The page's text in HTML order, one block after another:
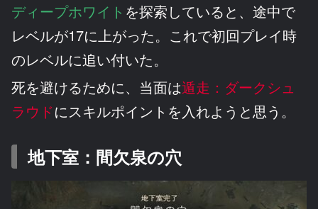
ディープホワイト を探索していると、途中で
レベルが17に上がった。これで初回プレイ時
のレベルに追い付いた。
死を避けるために、当面は遁走：ダークシュ
ラウドにスキルポイントを入れようと思う。
地下室：間欠泉の穴